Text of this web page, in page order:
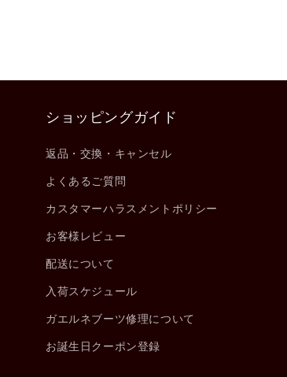
ショッピングガイド
返品・交換・キャンセル
よくあるご質問
カスタマーハラスメントポリシー
お客様レビュー
配送について
入荷スケジュール
ガエルネブーツ修理について
お誕生日クーポン登録